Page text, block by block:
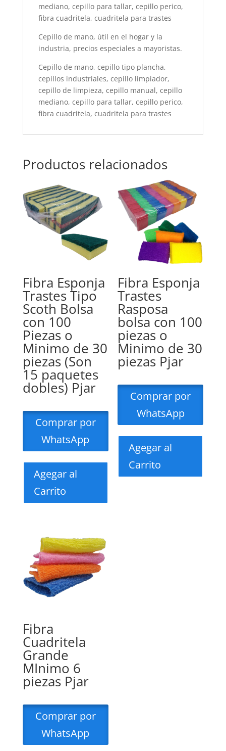
mediano, cepillo para tallar, cepillo perico,
fibra cuadritela, cuadritela para trastes
Cepillo de mano, útil en el hogar y la
industria, precios especiales a mayoristas.
Cepillo de mano, cepillo tipo plancha,
cepillos industriales, cepillo limpiador,
cepillo de limpieza, cepillo manual, cepillo
mediano, cepillo para tallar, cepillo perico,
fibra cuadritela, cuadritela para trastes
Productos relacionados
Fibra Esponja
Trastes Tipo
Scoth Bolsa
con 100
Piezas o
Minimo de 30
piezas (Son
15 paquetes
dobles) Pjar
Comprar por
WhatsApp
Agegar al
Carrito
Fibra Esponja
Trastes
Rasposa
bolsa con 100
piezas o
Minimo de 30
piezas Pjar
Comprar por
WhatsApp
Agegar al
Carrito
Fibra
Cuadritela
Grande
MInimo 6
piezas Pjar
Comprar por
WhatsApp